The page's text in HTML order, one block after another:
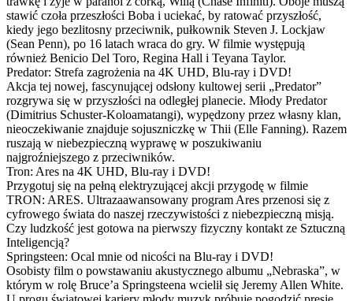
stawić czoła przeszłości Boba i uciekać, by ratować przyszłość,
kiedy jego bezlitosny przeciwnik, pułkownik Steven J. Lockjaw
(Sean Penn), po 16 latach wraca do gry. W filmie występują
również Benicio Del Toro, Regina Hall i Teyana Taylor.
Predator: Strefa zagrożenia na 4K UHD, Blu-ray i DVD!
Akcja tej nowej, fascynującej odsłony kultowej serii „Predator”
rozgrywa się w przyszłości na odległej planecie. Młody Predator
(Dimitrius Schuster-Koloamatangi), wypędzony przez własny klan,
nieoczekiwanie znajduje sojuszniczkę w Thii (Elle Fanning). Razem
ruszają w niebezpieczną wyprawę w poszukiwaniu
najgroźniejszego z przeciwników.
Tron: Ares na 4K UHD, Blu-ray i DVD!
Przygotuj się na pełną elektryzującej akcji przygodę w filmie
TRON: ARES. Ultrazaawansowany program Ares przenosi się z
cyfrowego świata do naszej rzeczywistości z niebezpieczną misją.
Czy ludzkość jest gotowa na pierwszy fizyczny kontakt ze Sztuczną
Inteligencją?
Springsteen: Ocal mnie od nicości na Blu-ray i DVD!
Osobisty film o powstawaniu akustycznego albumu „Nebraska”, w
którym w rolę Bruce’a Springsteena wcielił się Jeremy Allen White.